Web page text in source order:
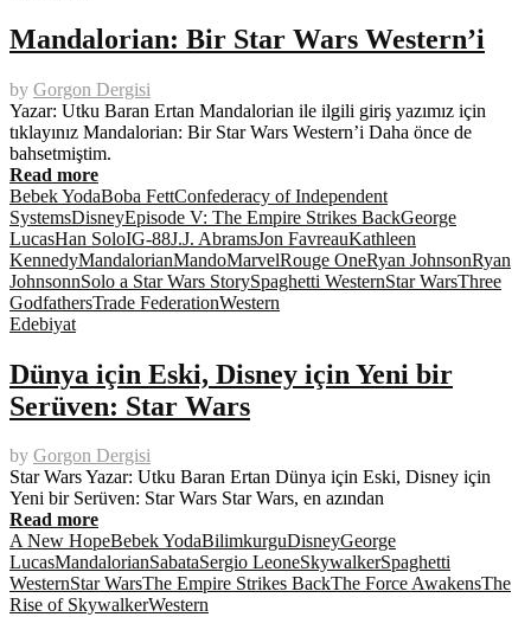
Mandalorian: Bir Star Wars Western’i
by Gorgon Dergisi
Yazar: Utku Baran Ertan Mandalorian ile ilgili giriş yazımız için
tıklayınız Mandalorian: Bir Star Wars Western’i Daha önce de
bahsetmiştim.
Read more
Bebek YodaBoba FettConfederacy of Independent
SystemsDisneyEpisode V: The Empire Strikes BackGeorge
LucasHan SoloIG-88J.J. AbramsJon FavreauKathleen
KennedyMandalorianMandoMarvelRouge OneRyan JohnsonRyan
JohnsonnSolo a Star Wars StorySpaghetti WesternStar WarsThree
GodfathersTrade FederationWestern
Edebiyat
Dünya için Eski, Disney için Yeni bir
Serüven: Star Wars
by Gorgon Dergisi
Star Wars Yazar: Utku Baran Ertan Dünya için Eski, Disney için
Yeni bir Serüven: Star Wars Star Wars, en azından
Read more
A New HopeBebek YodaBilimkurguDisneyGeorge
LucasMandalorianSabataSergio LeoneSkywalkerSpaghetti
WesternStar WarsThe Empire Strikes BackThe Force AwakensThe
Rise of SkywalkerWestern